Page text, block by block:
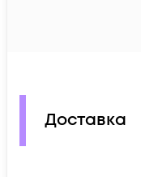
Доставка